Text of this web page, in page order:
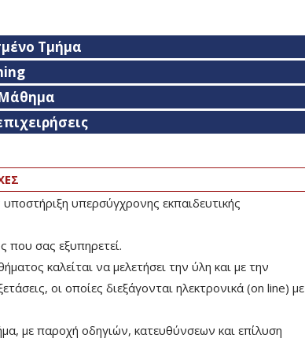
Τμήμα
Μάθημα
υπερσύγχρονης εκπαιδευτικής
σας εξυπηρετεί.
καλείται να μελετήσει την ύλη και με την
οι οποίες διεξάγονται ηλεκτρονικά (on line) με
με παροχή οδηγιών, κατευθύνσεων και επίλυση